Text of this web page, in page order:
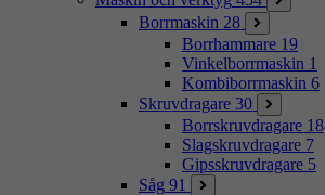
Borrmaskin 28
Borrhammare 19
Vinkelborrmaskin 1
Kombiborrmaskin 6
Skruvdragare 30
Borrskruvdragare 18
Slagskruvdragare 7
Gipsskruvdragare 5
Såg 91